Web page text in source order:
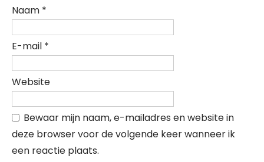
Naam *
E-mail *
Website
Bewaar mijn naam, e-mailadres en website in
deze browser voor de volgende keer wanneer ik
een reactie plaats.